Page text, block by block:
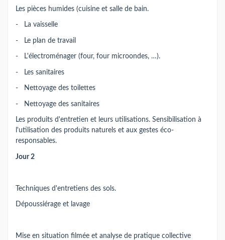
Les pièces humides (cuisine et salle de bain.
- La vaisselle
- Le plan de travail
- L'électroménager (four, four microondes, …).
- Les sanitaires
- Nettoyage des toilettes
- Nettoyage des sanitaires
Les produits d'entretien et leurs utilisations. Sensibilisation à
l'utilisation des produits naturels et aux gestes éco-
responsables.
Jour 2
Techniques d'entretiens des sols.
Dépoussiérage et lavage
Mise en situation filmée et analyse de pratique collective